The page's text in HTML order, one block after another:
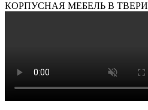
КОРПУСНАЯ МЕБЕЛЬ В ТВЕРИ